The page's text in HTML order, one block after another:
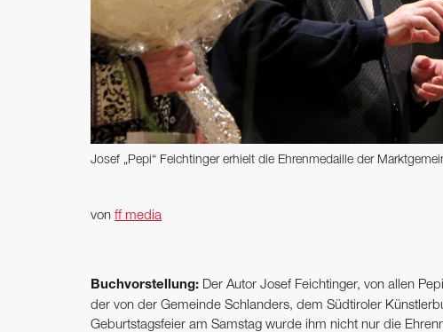
Josef „Pepi“ Feichtinger erhielt die Ehrenmedaille der
von ff media
Buchvorstellung:
Der Autor Josef Feichtinger, von allen
der von der Gemeinde Schlanders, dem Südtiroler
Geburtstagsfeier am Samstag wurde ihm nicht nur die